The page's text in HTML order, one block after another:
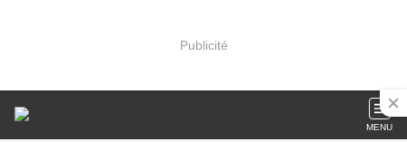
Publicité
MENU